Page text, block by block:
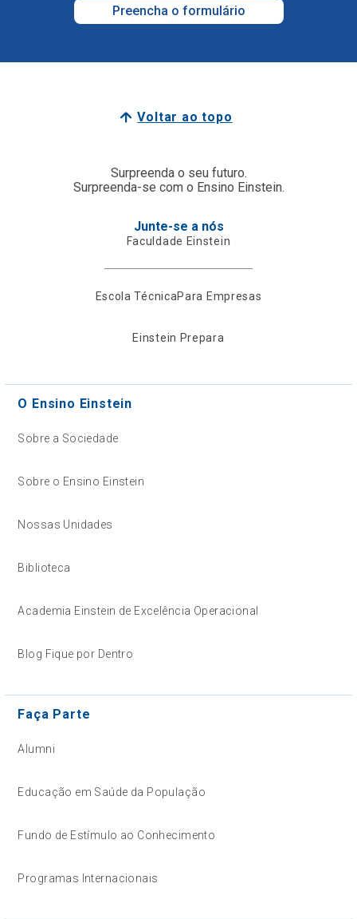
Preencha o formulário
Voltar ao topo
Surpreenda o seu futuro.
Surpreenda-se com o Ensino Einstein.
Junte-se a nós
Faculdade Einstein
Escola TécnicaPara Empresas
Einstein Prepara
O Ensino Einstein
Sobre a Sociedade
Sobre o Ensino Einstein
Nossas Unidades
Biblioteca
Academia Einstein de Excelência Operacional
Blog Fique por Dentro
Faça Parte
Alumni
Educação em Saúde da População
Fundo de Estímulo ao Conhecimento
Programas Internacionais